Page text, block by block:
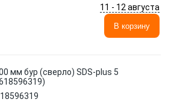
11 - 12 августа
В корзину
мм бур (сверло) SDS-plus 5